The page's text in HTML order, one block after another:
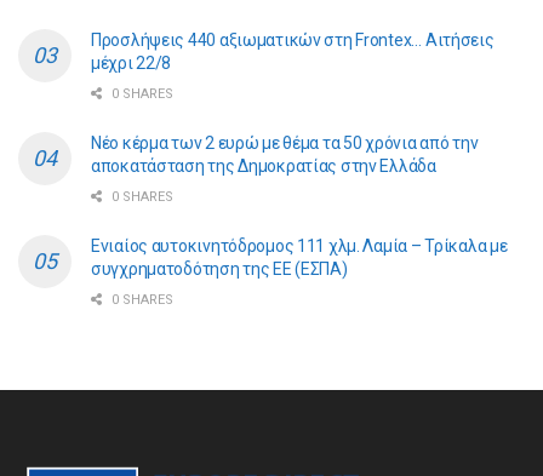
Προσλήψεις 440 αξιωματικών στη Frontex… Αιτήσεις
μέχρι 22/8
0 SHARES
Νέο κέρμα των 2 ευρώ με θέμα τα 50 χρόνια από την
αποκατάσταση της Δημοκρατίας στην Ελλάδα
0 SHARES
Ενιαίος αυτοκινητόδρομος 111 χλμ. Λαμία – Τρίκαλα με
συγχρηματοδότηση της ΕE (ΕΣΠΑ)
0 SHARES